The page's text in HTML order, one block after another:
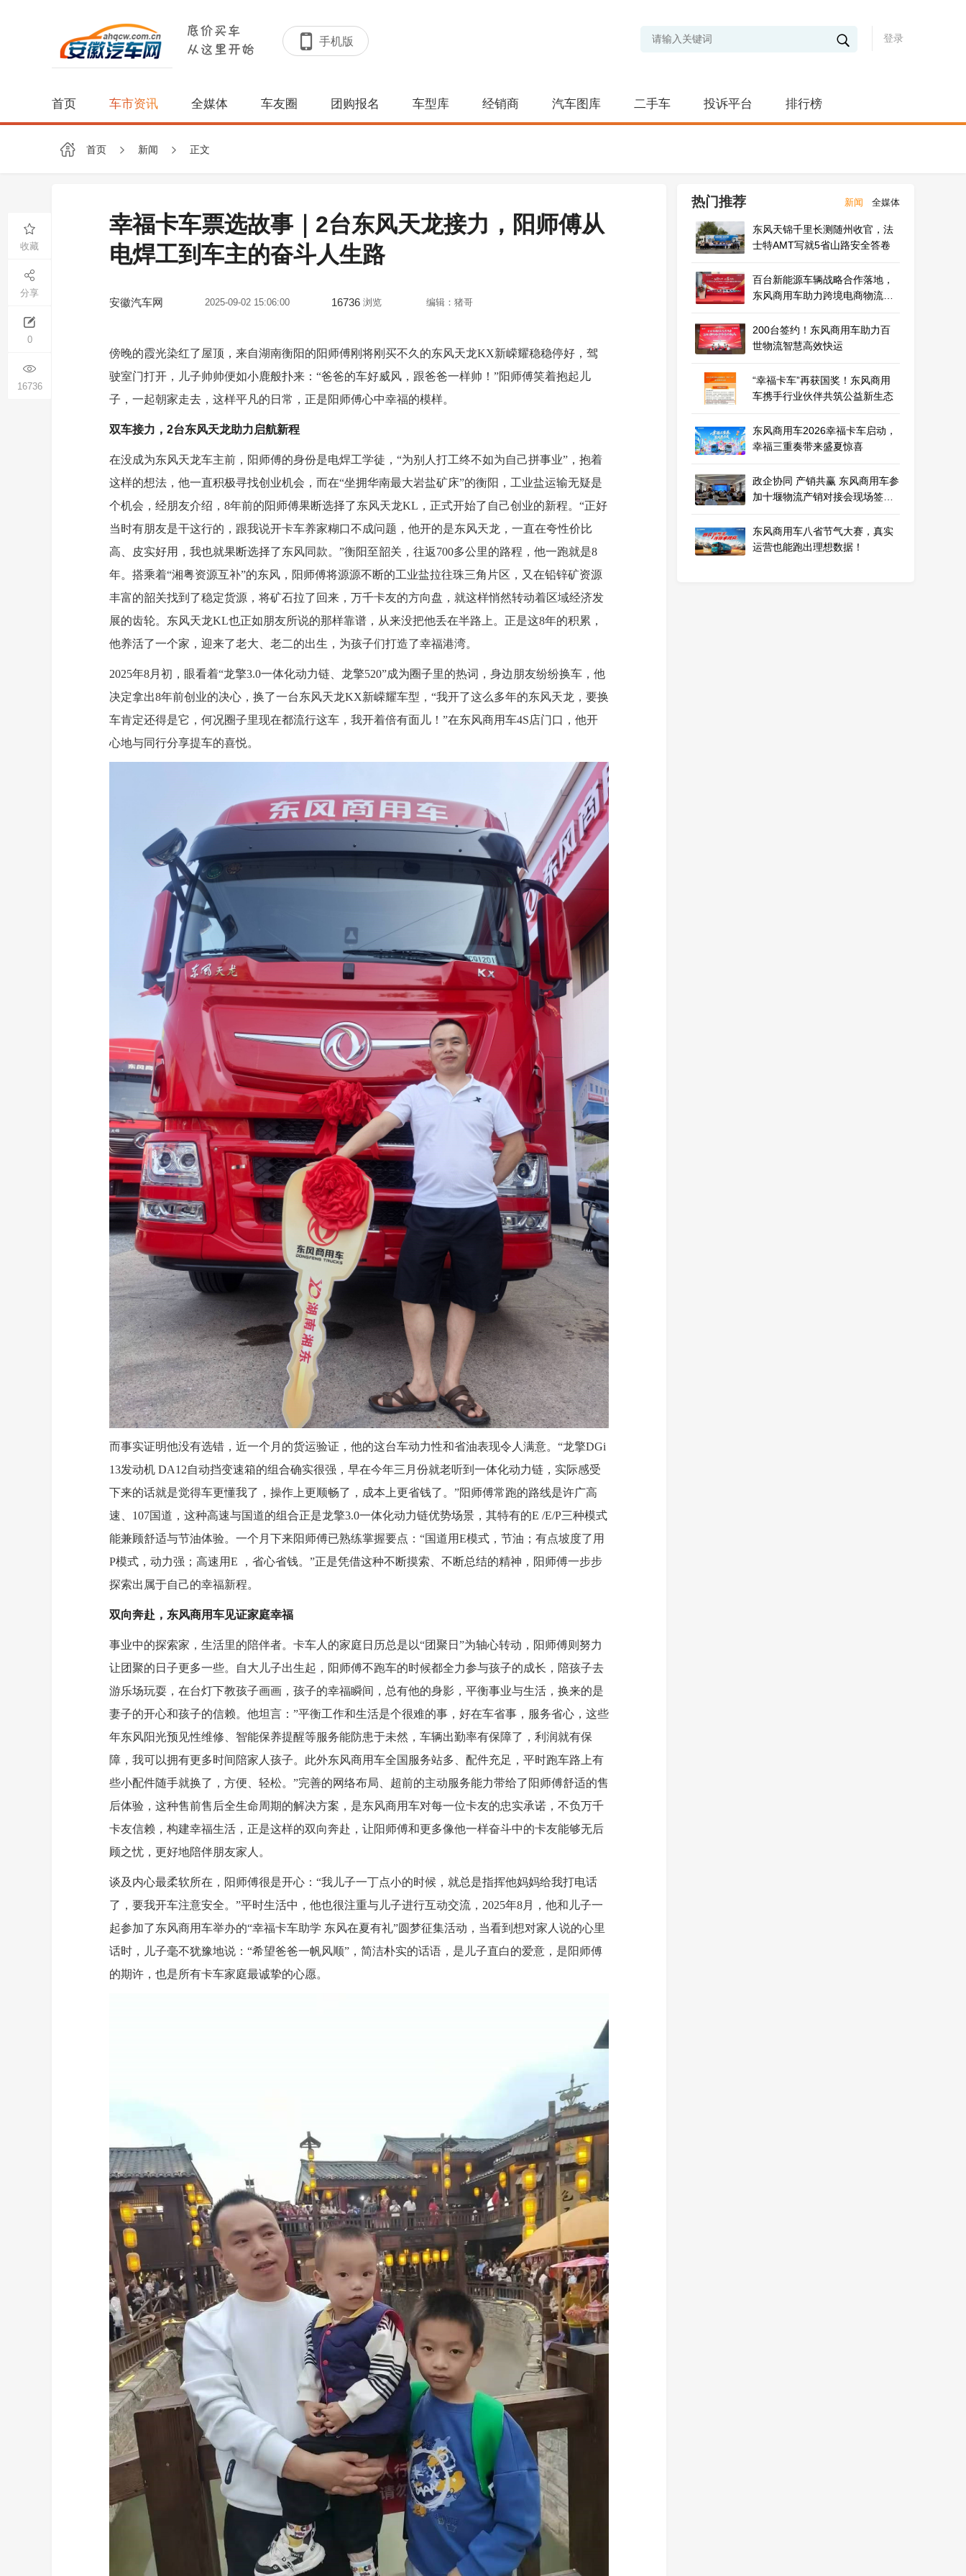
手机版 登录
首页 车市资讯 全媒体 车友圈 团购报名 车型库 经销商 汽车图库 二手车 投诉平台 排行榜
首页 新闻 正文
幸福卡车票选故事｜2台东风天龙接力，阳师傅从
电焊工到车主的奋斗人生路
安徽汽车网 2025-09-02 15:06:00 16736 浏览 编辑：猪哥
收藏
分享
0
16736
傍晚的霞光染红了屋顶，来自湖南衡阳的阳师傅刚将刚买不久的东风天龙KX新嵘耀稳稳停好，驾
驶室门打开，儿子帅帅便如小鹿般扑来：“爸爸的车好威风，跟爸爸一样帅！”阳师傅笑着抱起儿
子，一起朝家走去，这样平凡的日常，正是阳师傅心中幸福的模样。
双车接力，2台东风天龙助力启航新程
在没成为东风天龙车主前，阳师傅的身份是电焊工学徒，“为别人打工终不如为自己拼事业”，抱着
这样的想法，他一直积极寻找创业机会，而在“坐拥华南最大岩盐矿床”的衡阳，工业盐运输无疑是
个机会，经朋友介绍，8年前的阳师傅果断选择了东风天龙KL，正式开始了自己创业的新程。“正好
当时有朋友是干这行的，跟我说开卡车养家糊口不成问题，他开的是东风天龙，一直在夸性价比
高、皮实好用，我也就果断选择了东风同款。”衡阳至韶关，往返700多公里的路程，他一跑就是8
年。搭乘着“湘粤资源互补”的东风，阳师傅将源源不断的工业盐拉往珠三角片区，又在铅锌矿资源
丰富的韶关找到了稳定货源，将矿石拉了回来，万千卡友的方向盘，就这样悄然转动着区域经济发
展的齿轮。东风天龙KL也正如朋友所说的那样靠谱，从来没把他丢在半路上。正是这8年的积累，
他养活了一个家，迎来了老大、老二的出生，为孩子们打造了幸福港湾。
2025年8月初，眼看着“龙擎3.0一体化动力链、龙擎520”成为圈子里的热词，身边朋友纷纷换车，他
决定拿出8年前创业的决心，换了一台东风天龙KX新嵘耀车型，“我开了这么多年的东风天龙，要换
车肯定还得是它，何况圈子里现在都流行这车，我开着倍有面儿！”在东风商用车4S店门口，他开
心地与同行分享提车的喜悦。
而事实证明他没有选错，近一个月的货运验证，他的这台车动力性和省油表现令人满意。“龙擎DGi
13发动机 DA12自动挡变速箱的组合确实很强，早在今年三月份就老听到一体化动力链，实际感受
下来的话就是觉得车更懂我了，操作上更顺畅了，成本上更省钱了。”阳师傅常跑的路线是许广高
速、107国道，这种高速与国道的组合正是龙擎3.0一体化动力链优势场景，其特有的E /E/P三种模式
能兼顾舒适与节油体验。一个月下来阳师傅已熟练掌握要点：“国道用E模式，节油；有点坡度了用
P模式，动力强；高速用E ，省心省钱。”正是凭借这种不断摸索、不断总结的精神，阳师傅一步步
探索出属于自己的幸福新程。
双向奔赴，东风商用车见证家庭幸福
事业中的探索家，生活里的陪伴者。卡车人的家庭日历总是以“团聚日”为轴心转动，阳师傅则努力
让团聚的日子更多一些。自大儿子出生起，阳师傅不跑车的时候都全力参与孩子的成长，陪孩子去
游乐场玩耍，在台灯下教孩子画画，孩子的幸福瞬间，总有他的身影，平衡事业与生活，换来的是
妻子的开心和孩子的信赖。他坦言：”平衡工作和生活是个很难的事，好在车省事，服务省心，这些
年东风阳光预见性维修、智能保养提醒等服务能防患于未然，车辆出勤率有保障了，利润就有保
障，我可以拥有更多时间陪家人孩子。此外东风商用车全国服务站多、配件充足，平时跑车路上有
些小配件随手就换了，方便、轻松。”完善的网络布局、超前的主动服务能力带给了阳师傅舒适的售
后体验，这种售前售后全生命周期的解决方案，是东风商用车对每一位卡友的忠实承诺，不负万千
卡友信赖，构建幸福生活，正是这样的双向奔赴，让阳师傅和更多像他一样奋斗中的卡友能够无后
顾之忧，更好地陪伴朋友家人。
谈及内心最柔软所在，阳师傅很是开心：“我儿子一丁点小的时候，就总是指挥他妈妈给我打电话
了，要我开车注意安全。”平时生活中，他也很注重与儿子进行互动交流，2025年8月，他和儿子一
起参加了东风商用车举办的“幸福卡车助学 东风在夏有礼”圆梦征集活动，当看到想对家人说的心里
话时，儿子毫不犹豫地说：“希望爸爸一帆风顺”，简洁朴实的话语，是儿子直白的爱意，是阳师傅
的期许，也是所有卡车家庭最诚挚的心愿。
热门推荐 新闻 全媒体
东风天锦千里长测随州收官，法
士特AMT写就5省山路安全答卷
百台新能源车辆战略合作落地，
东风商用车助力跨境电商物流绿
200台签约！东风商用车助力百
世物流智慧高效快运
“幸福卡车”再获国奖！东风商用
车携手行业伙伴共筑公益新生态
东风商用车2026幸福卡车启动，
幸福三重奏带来盛夏惊喜
政企协同 产销共赢 东风商用车参
加十堰物流产销对接会现场签约
东风商用车八省节气大赛，真实
运营也能跑出理想数据！